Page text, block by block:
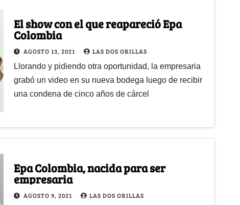
El show con el que reapareció Epa
Colombia
AGOSTO 13, 2021 LAS DOS ORILLAS
Llorando y pidiendo otra oportunidad, la empresaria
grabó un video en su nueva bodega luego de recibir
una condena de cinco años de cárcel
Epa Colombia, nacida para ser
empresaria
AGOSTO 9, 2021 LAS DOS ORILLAS